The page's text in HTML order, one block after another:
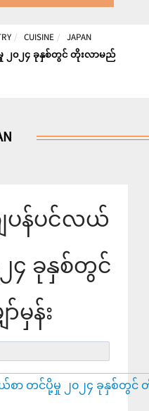
CUISINE
JAPAN
၂၀၂၄ ခုနှစ်တွင် တိုးလာမည်
ပန်ပင်လယ်
၄ ခုနှစ်တွင်
မှန်း